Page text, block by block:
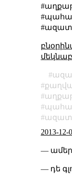
2013-12-
—
— դե